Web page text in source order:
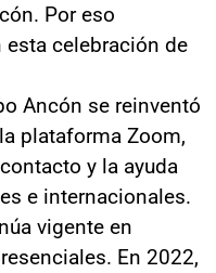
Por eso
celebración de
Ancón se reinventó
plataforma Zoom,
y la ayuda
e internacionales.
vigente en
En 2022,